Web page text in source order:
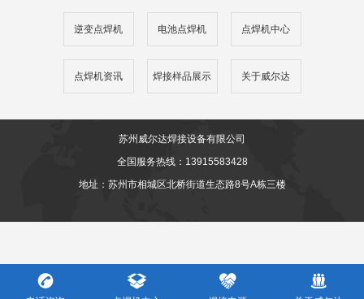
逆变点焊机 电池点焊机 点焊机中心
点焊机资讯 焊接样品展示 关于威尔达
苏州威尔达焊接设备有限公司
全国服务热线：13915583428
地址：苏州市相城区北桥街道生态路8号A栋三楼